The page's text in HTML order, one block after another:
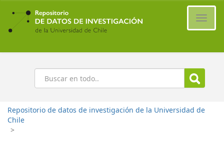
Ir
contenido
principal
Buscar
Repositorio de datos de investigación de la Universidad de
Chile
>